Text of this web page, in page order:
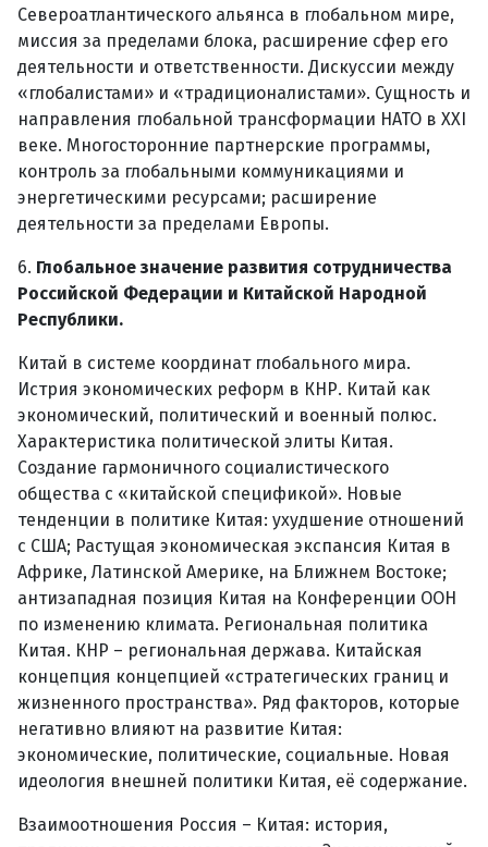
Североатлантического альянса в глобальном мире,
миссия за пределами блока, расширение сфер его
деятельности и ответственности. Дискуссии между
«глобалистами» и «традиционалистами». Сущность и
направления глобальной трансформации НАТО в XXI
веке. Многосторонние партнерские программы,
контроль за глобальными коммуникациями и
энергетическими ресурсами; расширение
деятельности за пределами Европы.
6. Глобальное значение развития сотрудничества
Российской Федерации и Китайской Народной
Республики.
Китай в системе координат глобального мира.
Истрия экономических реформ в КНР. Китай как
экономический, политический и военный полюс.
Характеристика политической элиты Китая.
Создание гармоничного социалистического
общества с «китайской спецификой». Новые
тенденции в политике Китая: ухудшение отношений
с США; Растущая экономическая экспансия Китая в
Африке, Латинской Америке, на Ближнем Востоке;
антизападная позиция Китая на Конференции ООН
по изменению климата. Региональная политика
Китая. КНР – региональная держава. Китайская
концепция концепцией «стратегических границ и
жизненного пространства». Ряд факторов, которые
негативно влияют на развитие Китая:
экономические, политические, социальные. Новая
идеология внешней политики Китая, её содержание.
Взаимоотношения Россия – Китая: история,